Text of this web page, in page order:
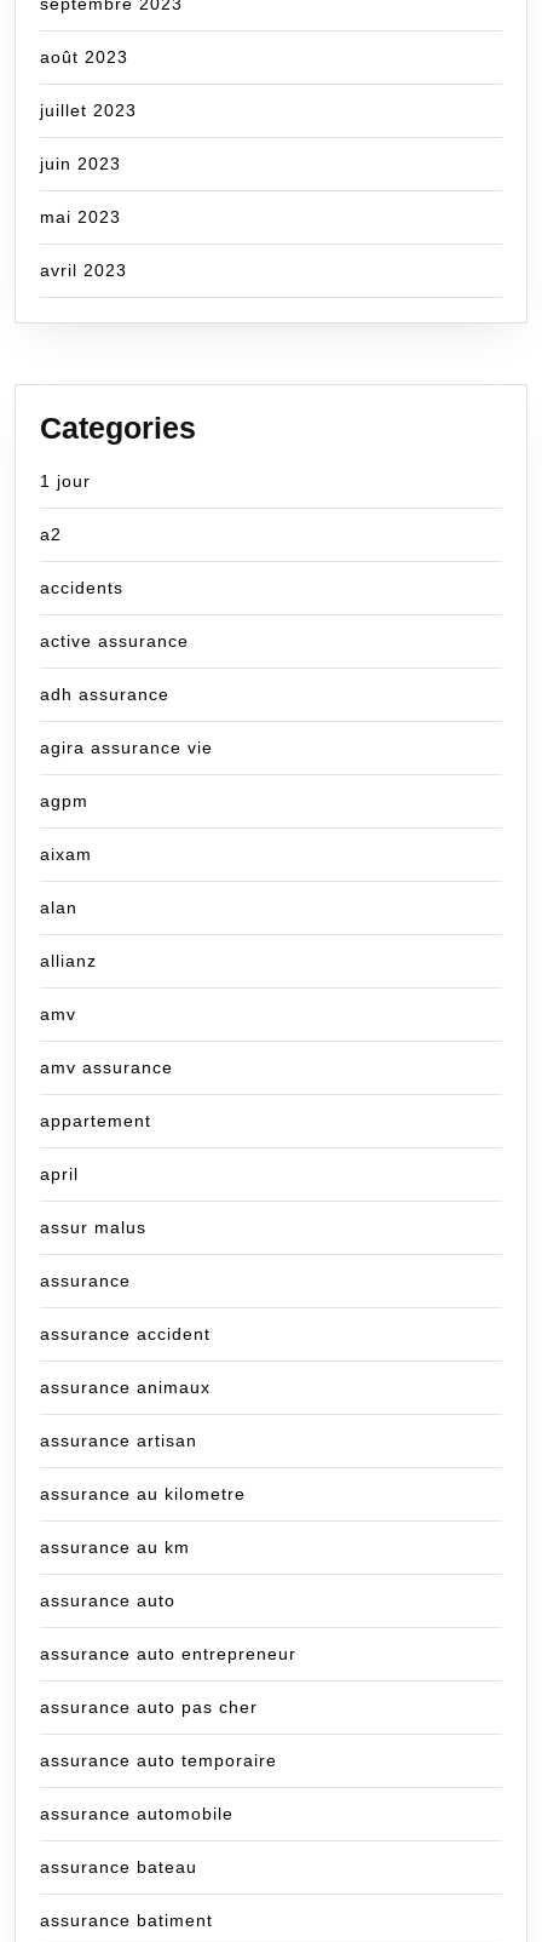
septembre 2023
août 2023
juillet 2023
juin 2023
mai 2023
avril 2023
Categories
1 jour
a2
accidents
active assurance
adh assurance
agira assurance vie
agpm
aixam
alan
allianz
amv
amv assurance
appartement
april
assur malus
assurance
assurance accident
assurance animaux
assurance artisan
assurance au kilometre
assurance au km
assurance auto
assurance auto entrepreneur
assurance auto pas cher
assurance auto temporaire
assurance automobile
assurance bateau
assurance batiment